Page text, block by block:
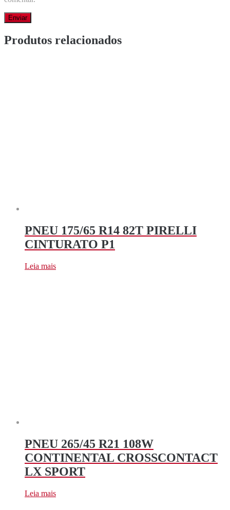
Produtos relacionados
PNEU 175/65 R14 82T PIRELLI
CINTURATO P1
Leia mais
PNEU 265/45 R21 108W
CONTINENTAL CROSSCONTACT
LX SPORT
Leia mais